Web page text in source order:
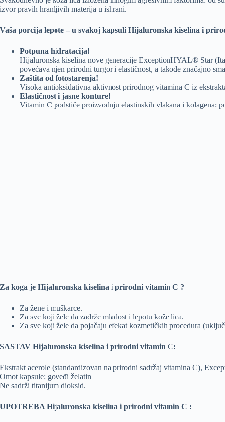
izvor pravih hranljivih materija u ishrani.
Vaša porcija lepote – u svakoj kapsuli Hijaluronska kiselina i
Potpuna hidratacija!
Hijaluronska kiselina nove generacije ЕхсерtionHYAL® Star
povećava njen prirodni turgor i elastičnost, a takođe značajno
Zaštita od fotostarenja!
Visoka antioksidativna aktivnost prirodnog vitamina C iz
Elastičnost i jasne konture!
Vitamin C podstiče proizvodnju elastinskih vlakana i kolagena:
Za koga je Hijaluronska kiselina i prirodni vitamin C ?
Za žene i muškarce.
Za sve koji žele da zadrže mladost i lepotu kože lica.
Za sve koji žele da pojačaju efekat kozmetičkih procedura
SASTAV Hijaluronska kiselina i prirodni vitamin C:
Ekstrakt acerole (standardizovan na prirodni sadržaj vitamina C),
Omot kapsule: goveđi želatin
Ne sadrži titanijum dioksid.
UPOTREBA Hijaluronska kiselina i prirodni vitamin C :